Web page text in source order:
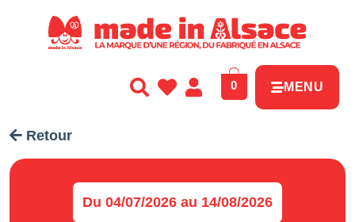
0 MENU
Retour
Du 04/07/2026 au 14/08/2026